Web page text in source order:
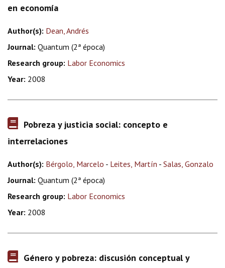
en economía
Author(s): Dean, Andrés
Journal: Quantum (2ª época)
Research group: Labor Economics
Year: 2008
Pobreza y justicia social: concepto e
interrelaciones
Author(s): Bérgolo, Marcelo - Leites, Martín - Salas, Gonzalo
Journal: Quantum (2ª época)
Research group: Labor Economics
Year: 2008
Género y pobreza: discusión conceptual y